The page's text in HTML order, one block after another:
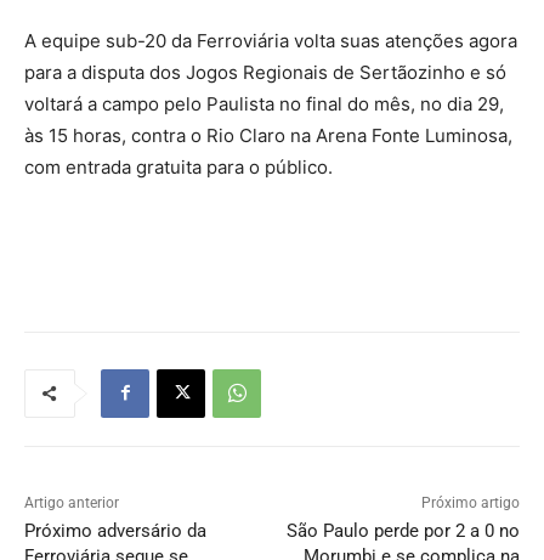
A equipe sub-20 da Ferroviária volta suas atenções agora
para a disputa dos Jogos Regionais de Sertãozinho e só
voltará a campo pelo Paulista no final do mês, no dia 29,
às 15 horas, contra o Rio Claro na Arena Fonte Luminosa,
com entrada gratuita para o público.
Artigo anterior
Próximo adversário da
Próximo artigo
São Paulo perde por 2 a 0 no